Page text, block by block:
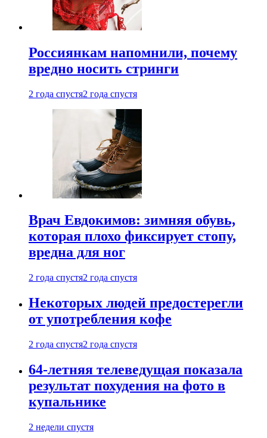
Россиянкам напомнили, почему
вредно носить стринги
2 года спустя2 года спустя
Врач Евдокимов: зимняя обувь,
которая плохо фиксирует стопу,
вредна для ног
2 года спустя2 года спустя
Некоторых людей предостерегли
от употребления кофе
2 года спустя2 года спустя
64-летняя телеведущая показала
результат похудения на фото в
купальнике
2 недели спустя